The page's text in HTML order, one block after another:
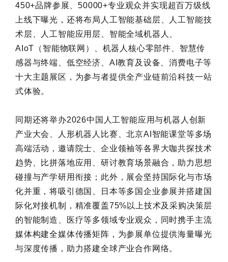
450+品牌参展、50000+专业观众并实现超百万级线
上线下曝光，还将布局人工智能基础层、人工智能技
术层、人工智能应用层、智能全域机器人、
AIoT（智能物联网）、机器人核心零部件、智慧传
感器与终端、低空经济、AI教育及设备、消费电子等
十大主题展区，为参与者提供全产业链前沿科技一站
式体验。
同期还将举办2026中国人工智能应用与机器人创新
产业大会、人形机器人比赛、北京AI智能课堂等多场
高端活动，邀请院士、企业领袖等各界大咖共探技术
趋势、比拼落地应用、研讨教育场景融合，助力思想
碰撞与产学研用衔接；此外，展会坚持国际化与市场
化并重，将吸引德国、日本等多国企业参展并搭建国
际化对接机制，精准覆盖75%以上技术及采购决策层
的智能制造、医疗等多领域专业观众，同时携手主流
媒体构建全媒体传播矩阵，为参展单位提供海量曝光
与深度传播，助力搭建全球产业合作网络。